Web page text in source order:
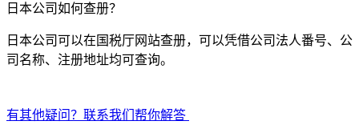
日本公司如何查册？
日本公司可以在国税厅网站查册，可以凭借公司法人番号、公
司名称、注册地址均可查询。
有其他疑问？联系我们帮你解答